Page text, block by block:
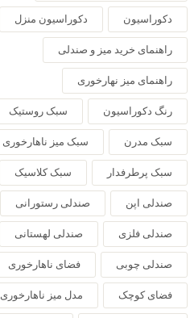
دکوراسیون دکوراسیون منزل
راهنمای خرید میز و صندلی
راهنمای میز نهارخوری
رنگ دکوراسیون سبک روستیک
سبک مدرن سبک میز ناهارخوری
سبک پرطرفدار سبک کلاسیک
صندلی اپن صندلی رستورانی
صندلی فلزی صندلی لهستانی
صندلی چوبی فضای ناهارخوری
فضای کوچک مدل میز ناهارخوری